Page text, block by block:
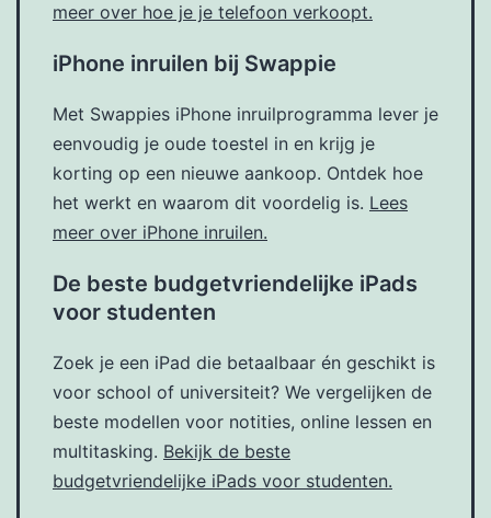
meer over hoe je je telefoon verkoopt.
iPhone inruilen bij Swappie
Met Swappies iPhone inruilprogramma lever je
eenvoudig je oude toestel in en krijg je
korting op een nieuwe aankoop. Ontdek hoe
het werkt en waarom dit voordelig is. Lees
meer over iPhone inruilen.
De beste budgetvriendelijke iPads
voor studenten
Zoek je een iPad die betaalbaar én geschikt is
voor school of universiteit? We vergelijken de
beste modellen voor notities, online lessen en
multitasking. Bekijk de beste
budgetvriendelijke iPads voor studenten.